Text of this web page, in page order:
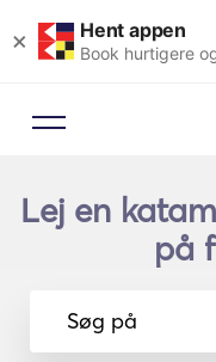
× Hent appen
Book hurtigere
Lej en
på
Søg på